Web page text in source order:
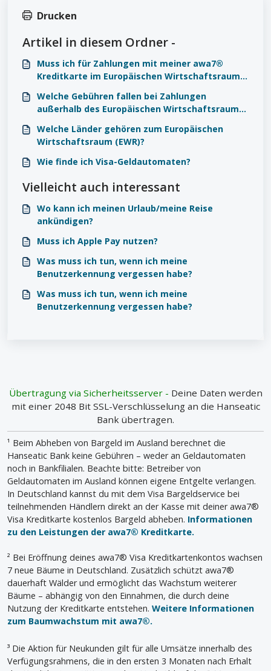
Drucken
Artikel in diesem Ordner -
Muss ich für Zahlungen mit meiner awa7®
Kreditkarte im Europäischen Wirtschaftsraum
Welche Gebühren fallen bei Zahlungen
außerhalb des Europäischen Wirtschaftsraums
Welche Länder gehören zum Europäischen
Wirtschaftsraum (EWR)?
Wie finde ich Visa-Geldautomaten?
Vielleicht auch interessant
Wo kann ich meinen Urlaub/meine Reise
ankündigen?
Muss ich Apple Pay nutzen?
Was muss ich tun, wenn ich meine
Benutzerkennung vergessen habe?
Was muss ich tun, wenn ich meine
Benutzerkennung vergessen habe?
Übertragung via Sicherheitsserver - Deine Daten werden
mit einer 2048 Bit SSL-Verschlüsselung an die Hanseatic
Bank übertragen.
¹ Beim Abheben von Bargeld im Ausland berechnet die
Hanseatic Bank keine Gebühren – weder an Geldautomaten
noch in Bankfilialen. Beachte bitte: Betreiber von
Geldautomaten im Ausland können eigene Entgelte verlangen.
In Deutschland kannst du mit dem Visa Bargeldservice bei
teilnehmenden Händlern direkt an der Kasse mit deiner awa7®
Visa Kreditkarte kostenlos Bargeld abheben. Informationen
zu den Leistungen der awa7® Kreditkarte.
² Bei Eröffnung deines awa7® Visa Kreditkartenkontos wachsen
7 neue Bäume in Deutschland. Zusätzlich schützt awa7®
dauerhaft Wälder und ermöglicht das Wachstum weiterer
Bäume – abhängig von den Einnahmen, die durch deine
Nutzung der Kreditkarte entstehen. Weitere Informationen
zum Baumwachstum mit awa7®.
³ Die Aktion für Neukunden gilt für alle Umsätze innerhalb des
Verfügungsrahmens, die in den ersten 3 Monaten nach Erhalt